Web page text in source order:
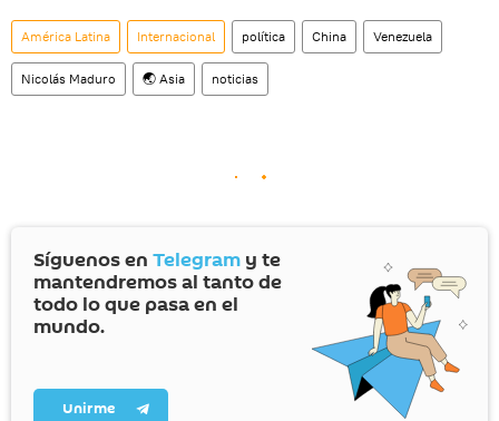
América Latina Internacional política China Venezuela
Nicolás Maduro 🌏 Asia noticias
Síguenos en Telegram y te
mantendremos al tanto de
todo lo que pasa en el
mundo.
Unirme